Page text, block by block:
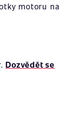
motoru na
Dozvědět se